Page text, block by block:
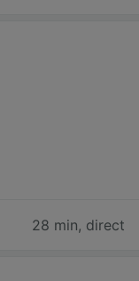
28 min, direct